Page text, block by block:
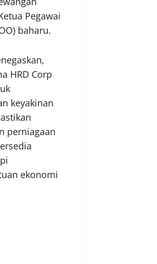
Pegawai
baharu.
HRD Corp
keyakinan
perniagaan
ekonomi